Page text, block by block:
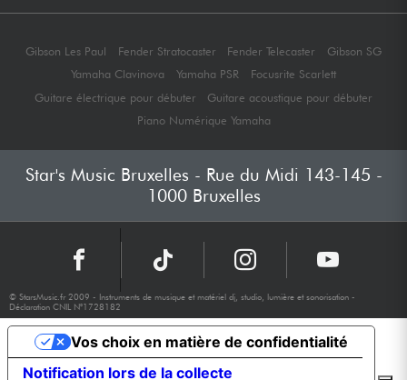
Gibson Les Paul Fender Stratocaster Fender Telecaster
Gibson SG
Yamaha Clavinova
Yamaha PSR
Focusrite Scarlett
Guitare électrique pour débuter
Guitare acoustique pour débuter
Piano Numérique Yamaha
Star's Music Bruxelles - Rue du Midi 143-145 -
1000 Bruxelles
© StarsMusic.fr 2009 - Instruments de musique et matériel dj, studio, lumière et sonorisation -
Déclaration CNIL N°1728182
Notification lors de la collecte
Vos choix en matière de confidentialité